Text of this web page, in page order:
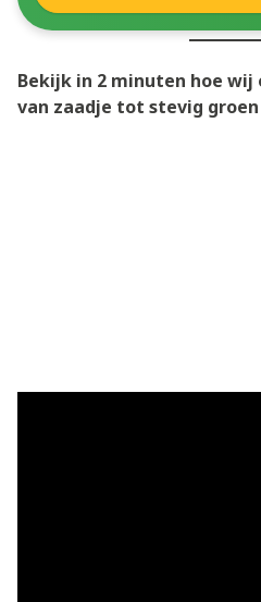
Bekijk in 2 minuten hoe
van zaadje tot stevig